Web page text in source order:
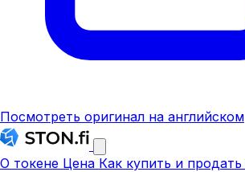
Посмотреть оригинал на английском
О токене Цена Как купить и продать